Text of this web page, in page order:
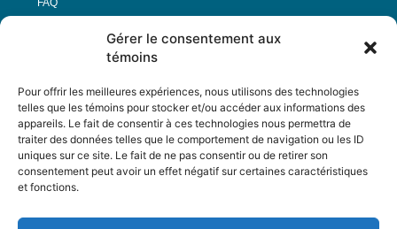
Gérer le consentement aux
témoins
Pour offrir les meilleures expériences, nous utilisons des technologies
telles que les témoins pour stocker et/ou accéder aux informations des
appareils. Le fait de consentir à ces technologies nous permettra de
traiter des données telles que le comportement de navigation ou les ID
uniques sur ce site. Le fait de ne pas consentir ou de retirer son
consentement peut avoir un effet négatif sur certaines caractéristiques
et fonctions.
FAQ
Nous Suivre